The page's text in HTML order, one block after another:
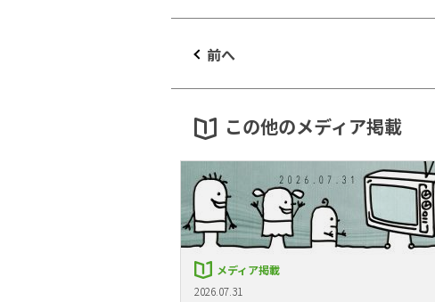
前へ
この他のメディア掲載
メディア掲載
2026.07.31